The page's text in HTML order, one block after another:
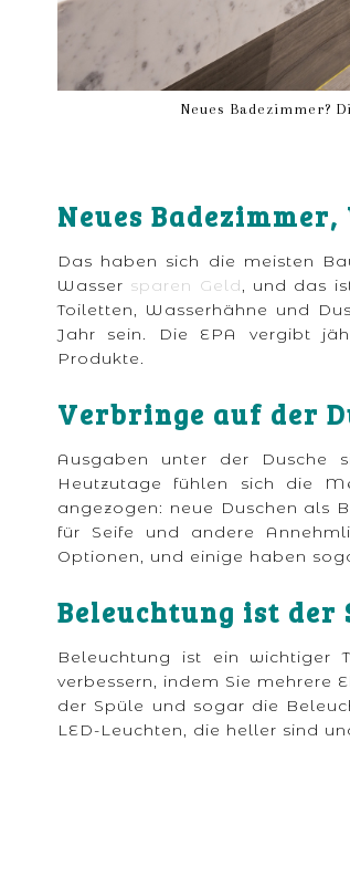
Neues Badezimmer?
Neues
Das haben sich die meisten
Wasser sparen Geld, und das
Toiletten, Wasserhähne und
Jahr sein. Die EPA vergibt
Produkte.
Verbringe auf der
Ausgaben unter der Dusche
Heutzutage fühlen sich die
angezogen: neue Duschen als
für Seife und andere
Optionen, und einige haben
Beleuchtung ist der
Beleuchtung ist ein wichtiger
verbessern, indem Sie mehrere
der Spüle und sogar die
LED-Leuchten, die heller sind